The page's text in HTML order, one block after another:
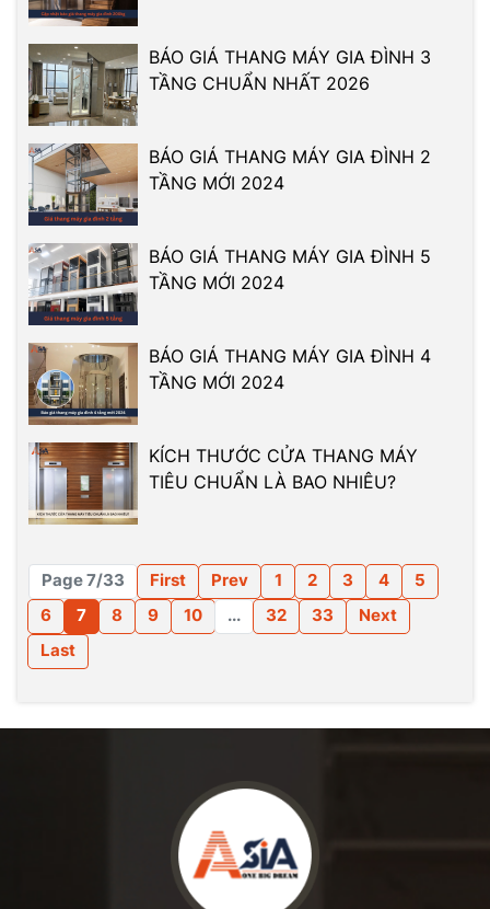
BÁO GIÁ THANG MÁY GIA ĐÌNH 3
TẦNG CHUẨN NHẤT 2026
BÁO GIÁ THANG MÁY GIA ĐÌNH 2
TẦNG MỚI 2024
BÁO GIÁ THANG MÁY GIA ĐÌNH 5
TẦNG MỚI 2024
BÁO GIÁ THANG MÁY GIA ĐÌNH 4
TẦNG MỚI 2024
KÍCH THƯỚC CỬA THANG MÁY
TIÊU CHUẨN LÀ BAO NHIÊU?
Page 7/33 First Prev 1 2 3 4
5
6
7 8 9 10 ... 32 33
Next
Last